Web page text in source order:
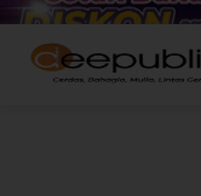
Lewati
konten